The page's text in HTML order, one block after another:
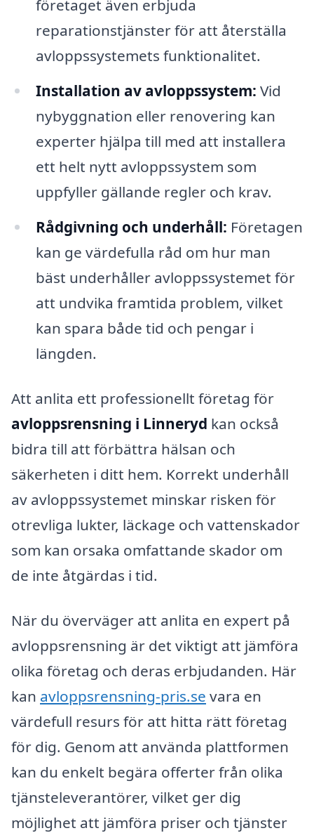
företaget även erbjuda
reparationstjänster för att återställa
avloppssystemets funktionalitet.
Installation av avloppssystem: Vid
nybyggnation eller renovering kan
experter hjälpa till med att installera
ett helt nytt avloppssystem som
uppfyller gällande regler och krav.
Rådgivning och underhåll: Företagen
kan ge värdefulla råd om hur man
bäst underhåller avloppssystemet för
att undvika framtida problem, vilket
kan spara både tid och pengar i
längden.
Att anlita ett professionellt företag för
avloppsrensning i Linneryd kan också
bidra till att förbättra hälsan och
säkerheten i ditt hem. Korrekt underhåll
av avloppssystemet minskar risken för
otrevliga lukter, läckage och vattenskador
som kan orsaka omfattande skador om
de inte åtgärdas i tid.
När du överväger att anlita en expert på
avloppsrensning är det viktigt att jämföra
olika företag och deras erbjudanden. Här
kan avloppsrensning-pris.se vara en
värdefull resurs för att hitta rätt företag
för dig. Genom att använda plattformen
kan du enkelt begära offerter från olika
tjänsteleverantörer, vilket ger dig
möjlighet att jämföra priser och tjänster